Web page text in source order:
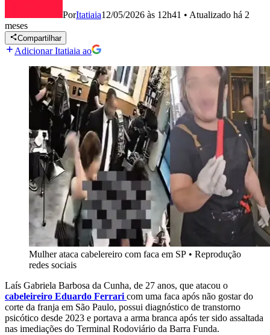
PorItatiaia12/05/2026 às 12h41 • Atualizado há 2
meses
Compartilhar
Adicionar Itatiaia ao
Mulher ataca cabelereiro com faca em SP • Reprodução
redes sociais
Laís Gabriela Barbosa da Cunha, de 27 anos, que atacou o
cabeleireiro Eduardo Ferrari com uma faca após não gostar do
corte da franja em São Paulo, possui diagnóstico de transtorno
psicótico desde 2023 e portava a arma branca após ter sido assaltada
nas imediações do Terminal Rodoviário da Barra Funda.